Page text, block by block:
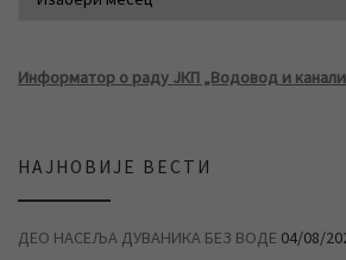
Информатор о раду ЈКП „Водовод и
НАЈНОВИЈЕ ВЕСТИ
ДЕО НАСЕЉА ДУВАНИКА БЕЗ ВОДЕ 04/08/